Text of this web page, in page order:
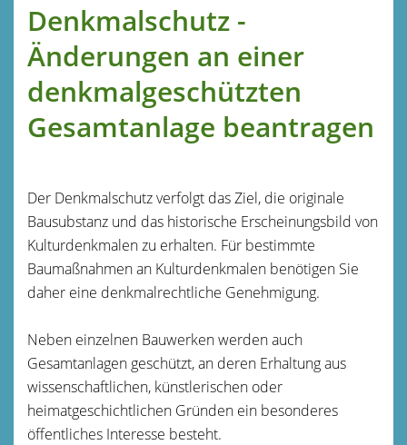
Denkmalschutz -
Änderungen an einer
denkmalgeschützten
Gesamtanlage beantragen
Der Denkmalschutz verfolgt das Ziel, die originale
Bausubstanz und das historische Erscheinungsbild von
Kulturdenkmalen zu erhalten. Für bestimmte
Baumaßnahmen an Kulturdenkmalen benötigen Sie
daher eine denkmalrechtliche Genehmigung.
Neben einzelnen Bauwerken werden auch
Gesamtanlagen geschützt, an deren Erhaltung aus
wissenschaftlichen, künstlerischen oder
heimatgeschichtlichen Gründen ein besonderes
öffentliches Interesse besteht.